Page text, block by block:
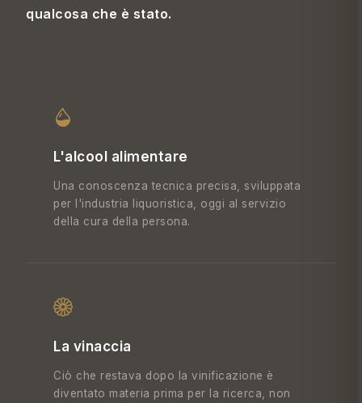
qualcosa che è stato.
L'alcool alimentare
Una conoscenza tecnica precisa, sviluppata
per l'industria liquoristica, oggi al servizio
della cura della persona.
La vinaccia
Ciò che restava dopo la vinificazione è
diventato materia prima per la ricerca, non